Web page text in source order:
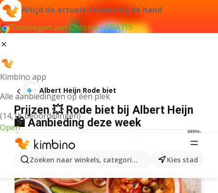
Altijd de actuele folders bij de hand
Toevoegen aan Chrome - GRATIS
Kimbino app
Alle aanbiedingen op één plek
(14,1K beoordelingen)
Open
Zoeken naar winkels, categorieën, producten...
Kies stad
Albert Heijn Rode biet
Prijzen 💥 Rode biet bij Albert Heijn
🛍️ Aanbieding deze week